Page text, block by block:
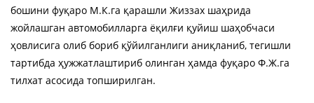
бошини фуқаро М.К.га қарашли Жиззах шаҳрида
жойлашган автомобилларга ёқилғи қуйиш шаҳобчаси
ҳовлисига олиб бориб қўйилганлиги аниқланиб, тегишли
тартибда ҳужжатлаштириб олинган ҳамда фуқаро Ф.Ж.га
тилхат асосида топширилган.